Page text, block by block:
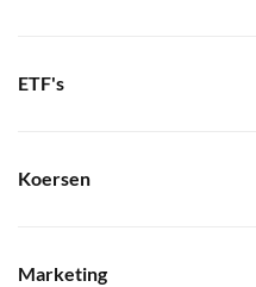
ETF's
Koersen
Marketing